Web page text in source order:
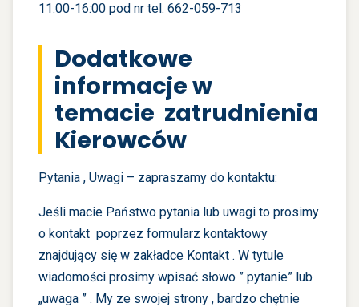
11:00-16:00 pod nr tel. 662-059-713
Dodatkowe
informacje w
temacie zatrudnienia
Kierowców
Pytania , Uwagi – zapraszamy do kontaktu:
Jeśli macie Państwo pytania lub uwagi to prosimy
o kontakt poprzez formularz kontaktowy
znajdujący się w zakładce Kontakt . W tytule
wiadomości prosimy wpisać słowo ” pytanie” lub
„uwaga ” . My ze swojej strony , bardzo chętnie